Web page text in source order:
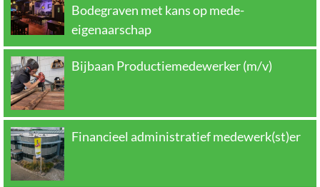
Bodegraven met kans op mede-
eigenaarschap
Bijbaan Productiemedewerker (m/v)
Financieel administratief medewerk(st)er